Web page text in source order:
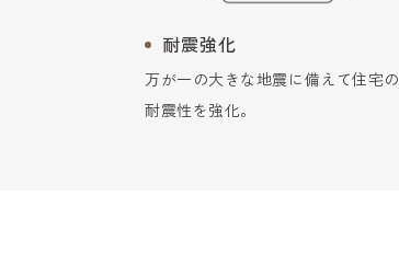
耐震強化
万が一の大きな地震に備えて住宅の
耐震性を強化。